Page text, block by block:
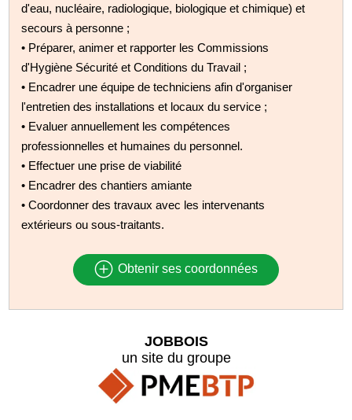
d'eau, nucléaire, radiologique, biologique et chimique) et
secours à personne ;
• Préparer, animer et rapporter les Commissions
d'Hygiène Sécurité et Conditions du Travail ;
• Encadrer une équipe de techniciens afin d'organiser
l'entretien des installations et locaux du service ;
• Evaluer annuellement les compétences
professionnelles et humaines du personnel.
• Effectuer une prise de viabilité
• Encadrer des chantiers amiante
• Coordonner des travaux avec les intervenants
extérieurs ou sous-traitants.
Obtenir ses coordonnées
JOBBOIS
un site du groupe